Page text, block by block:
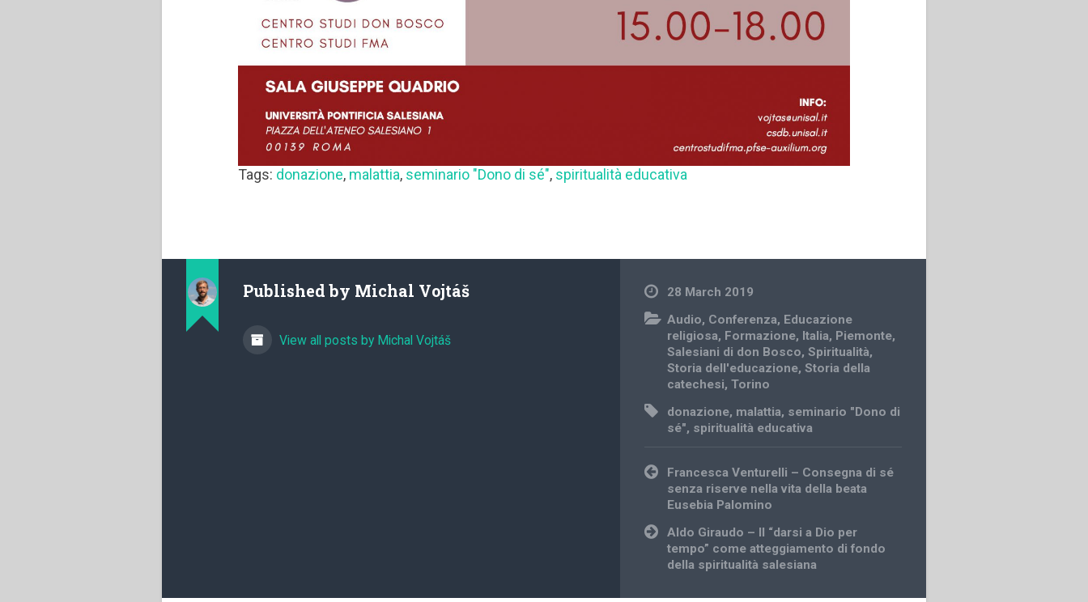
Tags: donazione, malattia, seminario "Dono di sé", spiritualità educativa
Published by Michal Vojtáš
View all posts by Michal Vojtáš
28 March 2019
Audio, Conferenza, Educazione
religiosa, Formazione, Italia, Piemonte,
Salesiani di don Bosco,Spiritualità,
Storia dell'educazione,Storia della
catechesi,Torino
donazione, malattia, seminario "Dono di
sé", spiritualità educativa
Post
navigation
Francesca Venturelli – Consegna di sé
senza riserve nella vita della beata
Eusebia Palomino
Aldo Giraudo – Il “darsi a Dio per
tempo” come atteggiamento di fondo
della spiritualità salesiana